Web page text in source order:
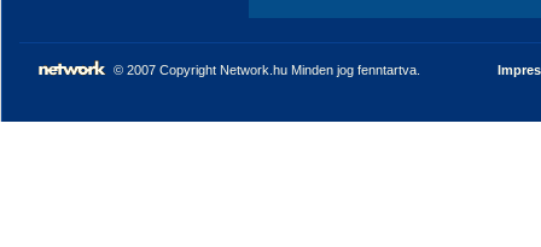
© 2007 Copyright Network.hu Minden jog fenntartva.